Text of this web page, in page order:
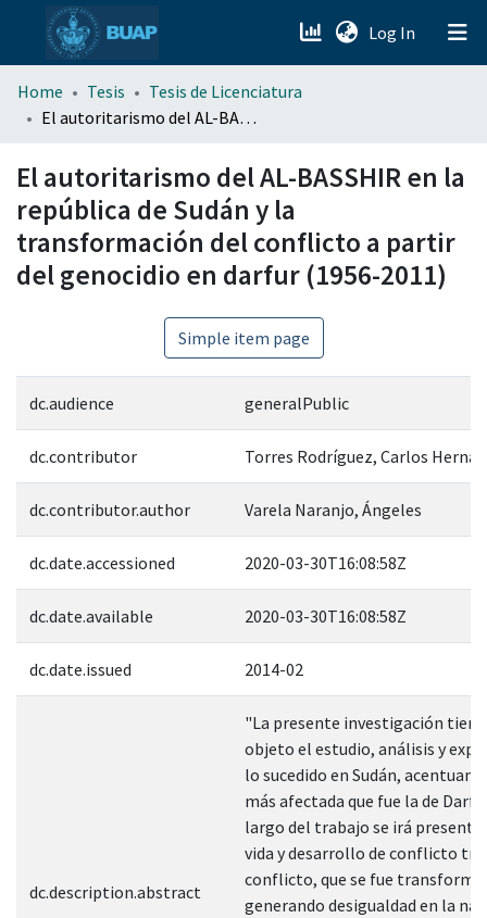
Log In (current)
menu.section.about_menu
Home Tesis
Tesis de Licenciatura
El autoritarismo del AL-BASSHIR en la república de Sudán y la transformación del conflicto a partir del genocidio en darfur (1956-2011)
El autoritarismo del AL-BASSHIR en la
república de Sudán y la
transformación del conflicto a partir
del genocidio en darfur (1956-2011)
Simple item page
dc.audience generalPublic
dc.contributor Torres Rodríguez, Carlos
dc.contributor.author Varela Naranjo, Ángeles
dc.date.accessioned 2020-03-30T16:08:58Z
dc.date.available 2020-03-30T16:08:58Z
dc.date.issued 2014-02
dc.description.abstract
"La presente investigación
objeto el estudio, análisis y
lo sucedido en Sudán,
más afectada que fue la de
largo del trabajo se irá
vida y desarrollo de conflicto
conflicto, que se fue
generando desigualdad en la